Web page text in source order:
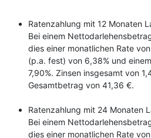
Ratenzahlung mit 12 Monaten
Bei einem
dies einer monatlichen Rate
(p.a. fest) von 6,38% und
7,90%. Zinsen insgesamt von
Gesamtbetrag von 41,36 €.
Ratenzahlung mit 24 Monaten
Bei einem
dies einer monatlichen Rate